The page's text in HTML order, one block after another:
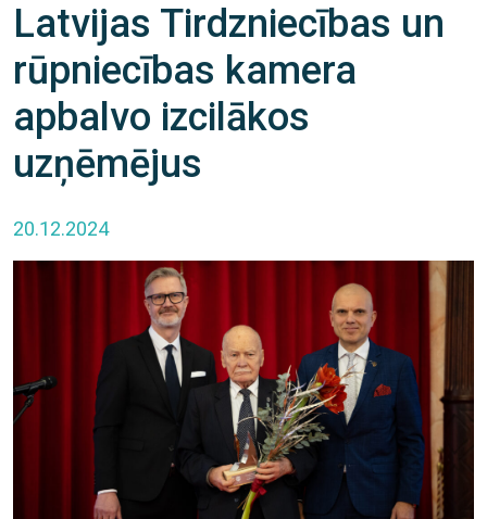
Latvijas Tirdzniecības un
rūpniecības kamera
apbalvo izcilākos
uzņēmējus
20.12.2024